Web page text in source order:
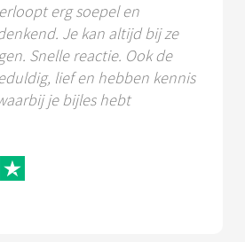
erg soepel en
Je kan altijd bij ze
Snelle reactie. Ook de
lief en hebben kennis
je bijles hebt